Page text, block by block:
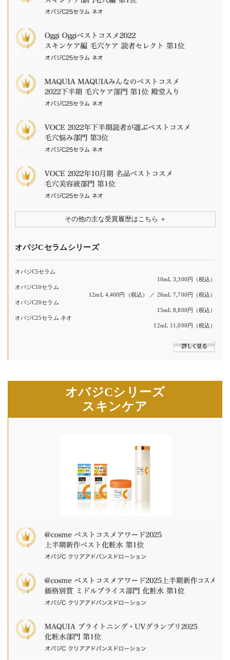
その他の主な受賞履歴はこちら
オバジCセラムシリーズ
オバジC5セラム
10mL 3,300円（税込）
オバジC10セラム
12mL 4,400円（税込） ／ 26mL 7,700円（税込）
オバジC20セラム
15mL 8,800円（税込）
オバジC25セラム ネオ
12mL 11,000円（税込）
オバジCシリーズ
スキンケア